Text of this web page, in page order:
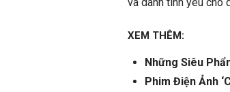
XEM THÊM:
Những Siêu
Phim Điện Ảnh